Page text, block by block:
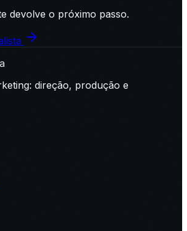
devolve o próximo passo.
direção, produção e